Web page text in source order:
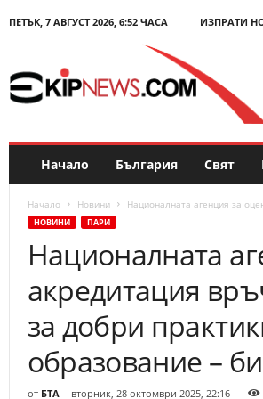
ПЕТЪК, 7 АВГУСТ 2026, 6:52 ЧАСА ИЗПРАТИ
E
p
N
Начало България Свят
Начало Новини Националната агенция за
НОВИНИ ПАРИ
Националната
акредитация
за добри
образование –
от БТА- вторник, 28 октомври 2025, 22:16